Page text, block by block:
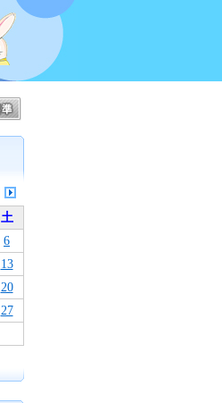
土
6
13
20
27